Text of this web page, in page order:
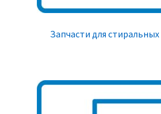
Запчасти для